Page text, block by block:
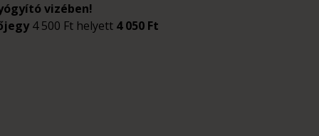
vizében!
4 500 Ft helyett 4 050 Ft